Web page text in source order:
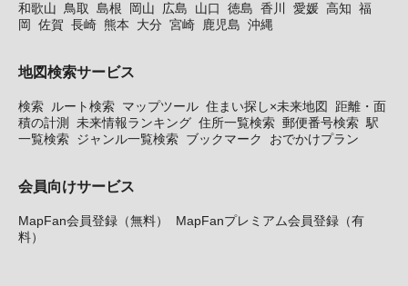
和歌山
鳥取 島根 岡山 広島 山口 徳島 香川 愛媛 高知 福
岡
佐賀 長崎 熊本 大分 宮崎 鹿児島 沖縄
地図検索サービス
検索 ルート検索 マップツール 住まい探し×未来地図
距離・面
積の計測
未来情報ランキング 住所一覧検索 郵便番号検索 駅
一覧検索 ジャンル一覧検索 ブックマーク おでかけプラン
会員向けサービス
MapFan会員登録（無料）
MapFanプレミアム会員登録（有
料）